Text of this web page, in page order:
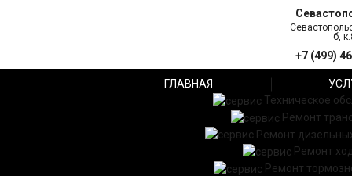
б,
+7 (499)
ГЛАВНАЯ
Техническое
Ремонт
Ремонт
Ремонт
Ремонт